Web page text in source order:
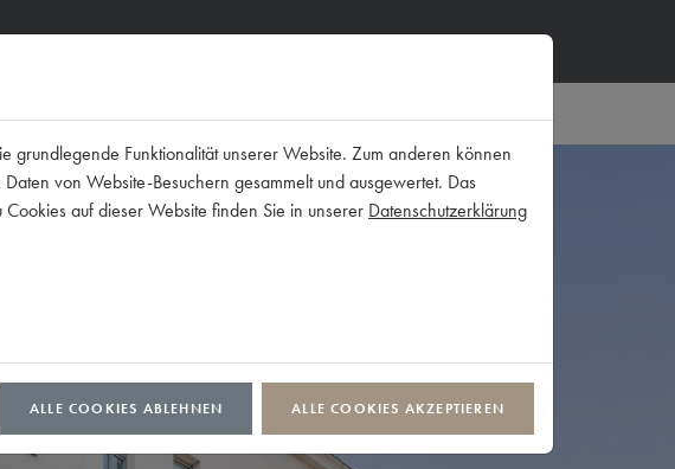
Gruppe de
Funktionalität unserer Website. Zum anderen können
von Website-Besuchern gesammelt und ausgewertet. Das
auf dieser Website finden Sie in unserer Datenschutzerklärung
ALLE COOKIES ABLEHNEN ALLE COOKIES AKZEPTIEREN